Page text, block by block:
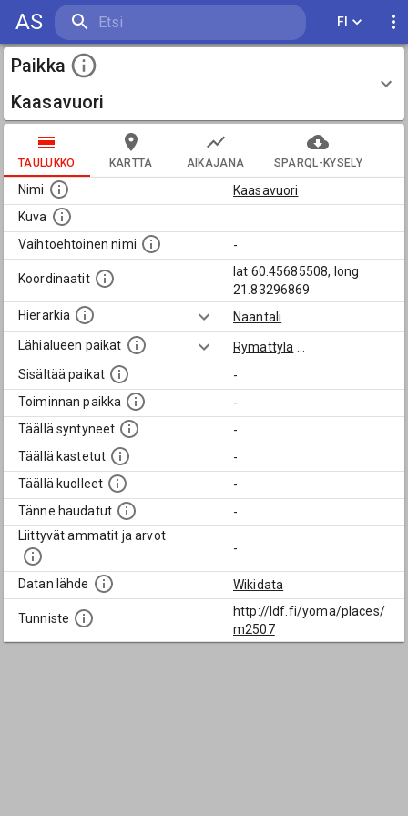
AS FI
Paikka
Kaasavuori
TAULUKKO KARTTA AIKAJANA SPARQL-KYSELY
Nimi
Kaasavuori
Kuva
Vaihtoehtoinen nimi
-
Koordinaatit
lat 60.45685508, long
21.83296869
Hierarkia
Naantali
Lähialueen paikat
Rymättylä
Sisältää paikat
-
Toiminnan paikka
-
Täällä syntyneet
-
Täällä kastetut
-
Täällä kuolleet
-
Tänne haudatut
-
Liittyvät ammatit ja arvot
-
Datan lähde Wikidata
Tunniste
http://ldf.fi/yoma/places/
m2507